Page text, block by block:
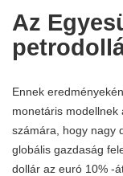
Az
Ennek
monetáris
számára, hogy nagy
globális gazdaság
dollár az euró 10% -